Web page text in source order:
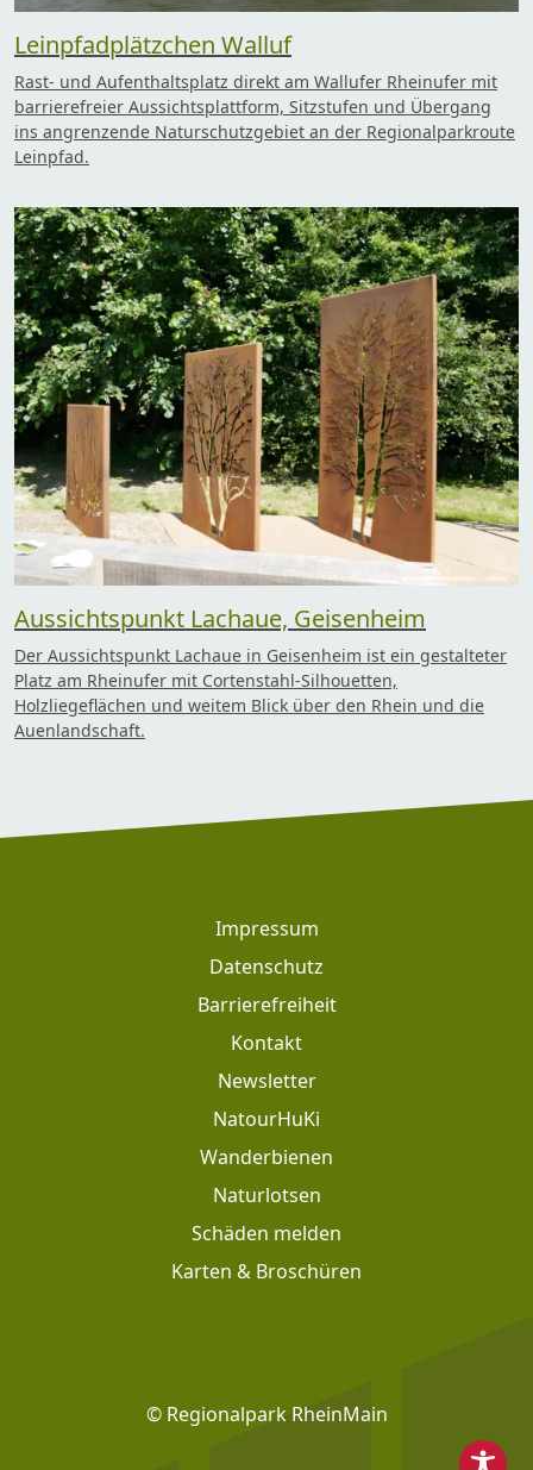
Leinpfadplätzchen Walluf
Rast- und Aufenthaltsplatz direkt am Wallufer Rheinufer mit
barrierefreier Aussichtsplattform, Sitzstufen und Übergang
ins angrenzende Naturschutzgebiet an der Regionalparkroute
Leinpfad.
Aussichtspunkt Lachaue, Geisenheim
Der Aussichtspunkt Lachaue in Geisenheim ist ein gestalteter
Platz am Rheinufer mit Cortenstahl-Silhouetten,
Holzliegeflächen und weitem Blick über den Rhein und die
Auenlandschaft.
Footer: Meta Navigation
Impressum
Datenschutz
Barrierefreiheit
Kontakt
Newsletter
NatourHuKi
Wanderbienen
Naturlotsen
Schäden melden
Karten & Broschüren
© Regionalpark RheinMain